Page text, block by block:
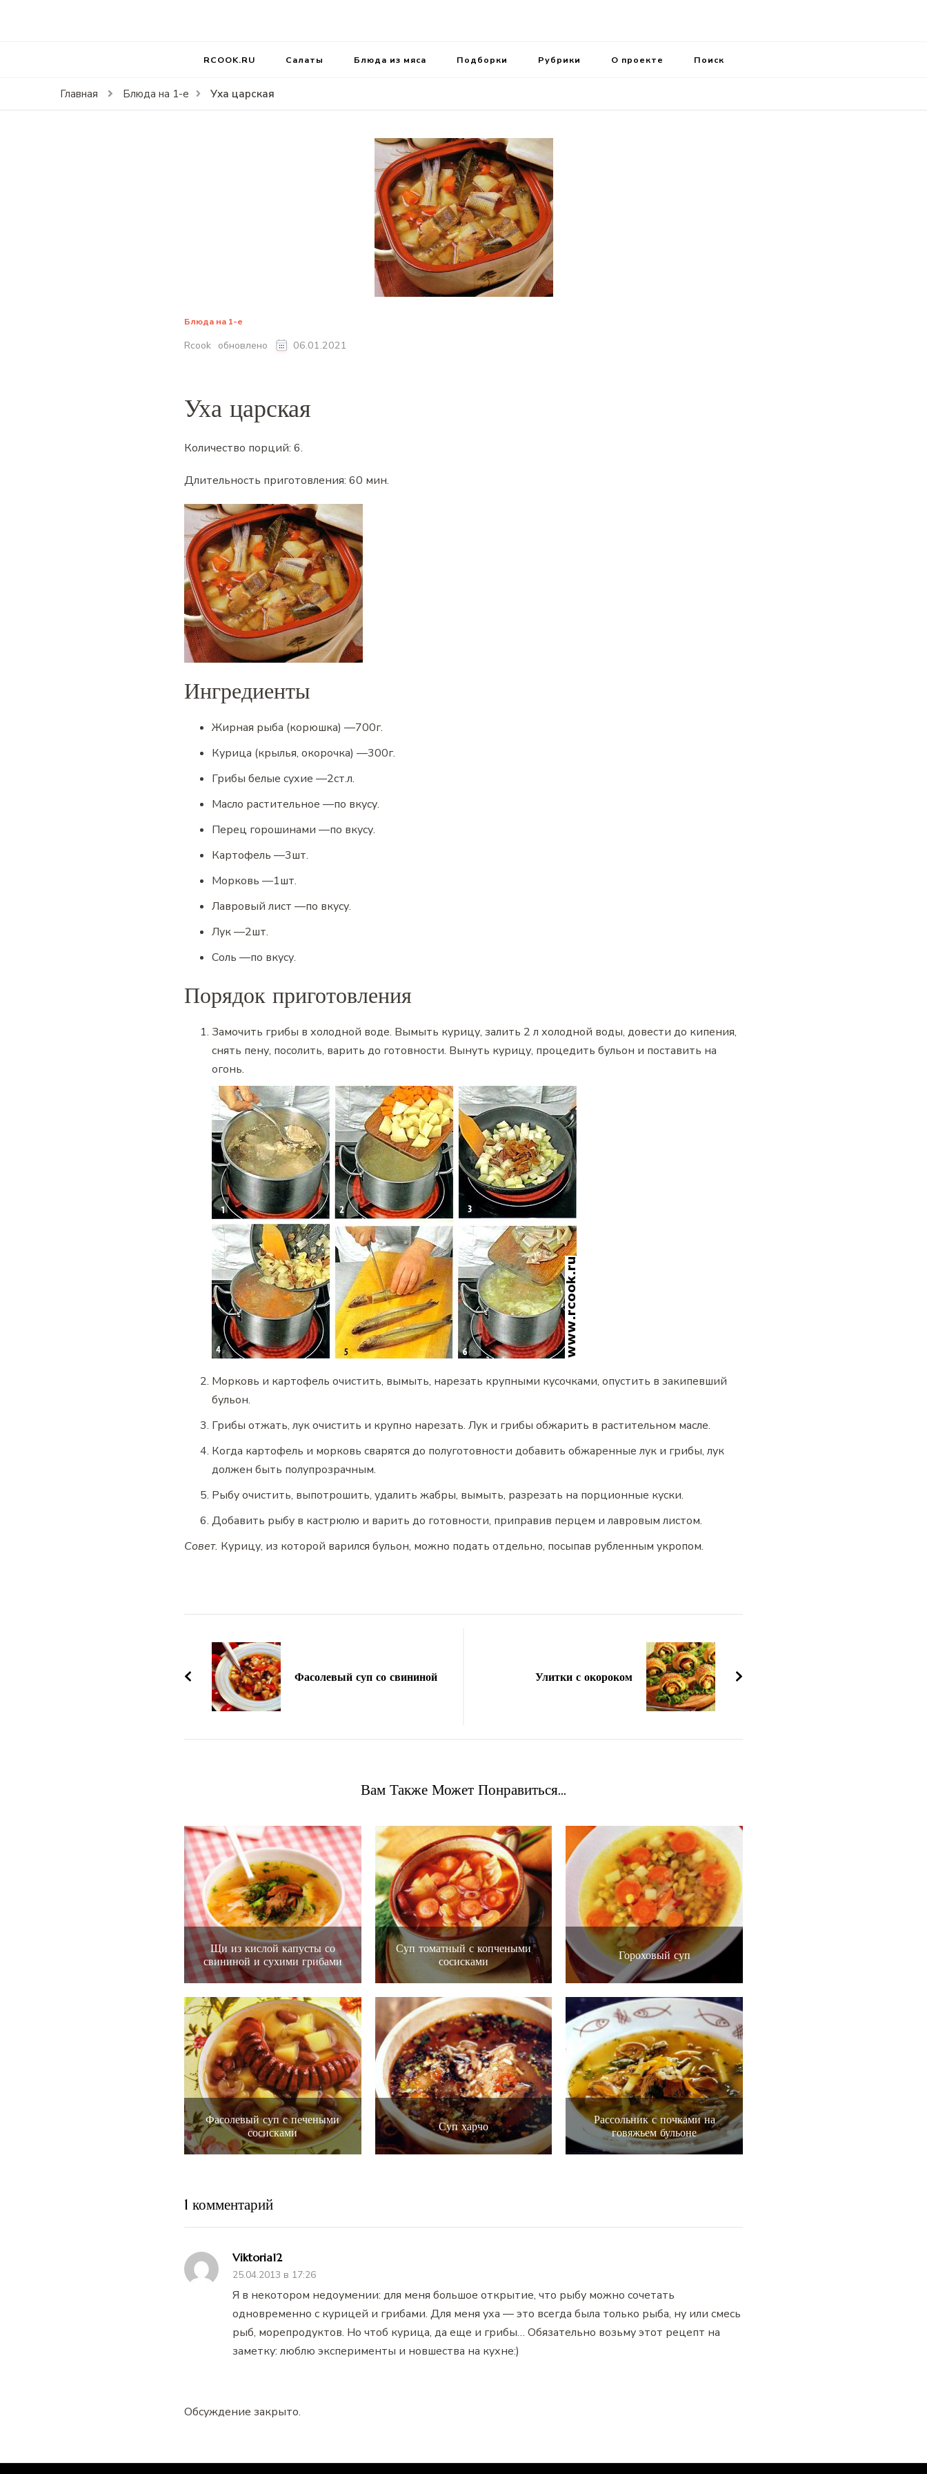
RCOOK.RU Салаты Блюда из мяса Подборки Рубрики О проекте Поиск
Главная Блюда на 1-е Уха царская
Блюда на 1-е
Rcook обновлено 06.01.2021
Уха царская
Количество порций: 6.
Длительность приготовления: 60 мин.
Ингредиенты
Жирная рыба (корюшка) —700г.
Курица (крылья, окорочка) —300г.
Грибы белые сухие —2ст.л.
Масло растительное —по вкусу.
Перец горошинами —по вкусу.
Картофель —3шт.
Морковь —1шт.
Лавровый лист —по вкусу.
Лук—2шт.
Соль —по вкусу.
Порядок приготовления
Замочить грибы в холодной воде. Вымыть курицу, залить 2 л холодной воды, довести до кипения,
снять пену, посолить, варить до готовности. Вынуть курицу, процедить бульон и поставить на
огонь.
Морковь и картофель очистить, вымыть, нарезать крупными кусочками, опустить в закипевший
бульон.
Грибы отжать, лук очистить и крупно нарезать. Лук и грибы обжарить в растительном масле.
Когда картофель и морковь сварятся до полуготовности добавить обжаренные лук и грибы, лук
должен быть полупрозрачным.
Рыбу очистить, выпотрошить, удалить жабры, вымыть, разрезать на порционные куски.
Добавить рыбу в кастрюлю и варить до готовности, приправив перцем и лавровым листом.
Совет. Курицу, из которой варился бульон, можно подать отдельно, посыпав рубленным укропом.
записям
Фасолевый суп со свининой Улитки с окороком
Вам Также Может Понравиться...
Щи из кислой капусты со
свининой и сухими грибами
Суп томатный с копчеными
сосисками
Гороховый суп
Фасолевый суп с печеными
сосисками
Суп харчо
Рассольник с почками на
говяжьем бульоне
1 комментарий
Viktoria12
25.04.2013 в 17:26
Я в некотором недоумении: для меня большое открытие, что рыбу можно сочетать
одновременно с курицей и грибами. Для меня уха — это всегда была только рыба, ну или смесь
рыб, морепродуктов. Но чтоб курица, да еще и грибы… Обязательно возьму этот рецепт на
заметку: люблю эксперименты и новшества на кухне:)
Обсуждение закрыто.